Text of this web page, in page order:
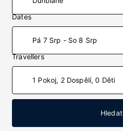
Dates
Pá 7 Srp - So 8 Srp
Travellers
1 Pokoj, 2 Dospělí, 0 Děti
Hledat